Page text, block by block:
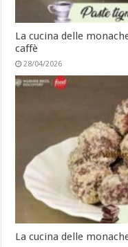
La cucina delle
caffè
28/04/2026
La cucina delle